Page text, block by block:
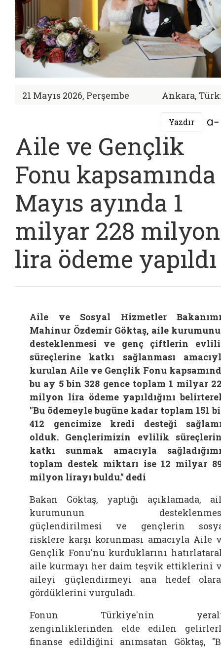
21 Mayıs 2026, Perşembe Ankara,
Yazdır
Aile ve Gençlik
Fonu kapsamında
Mayıs ayında 1
milyar 228 milyon
lira ödeme yapıldı
Aile ve Sosyal Hizmetler
Mahinur Özdemir Göktaş, aile
desteklenmesi ve genç çiftlerin
süreçlerine katkı sağlanması
kurulan Aile ve Gençlik Fonu
bu ay 5 bin 328 gence toplam 1 milyar
milyon lira ödeme yapıldığını
"Bu ödemeyle bugüne kadar toplam 151
412 gencimize kredi desteği
olduk. Gençlerimizin evlilik
katkı sunmak amacıyla
toplam destek miktarı ise 12 milyar
milyon lirayı buldu." dedi
Bakan Göktaş, yaptığı açıklamada,
kurumunun
güçlendirilmesi ve gençlerin
risklere karşı korunması amacıyla Aile
Gençlik Fonu'nu kurduklarını
aile kurmayı her daim teşvik ettiklerini
aileyi güçlendirmeyi ana hedef
gördüklerini vurguladı.
Fonun Türkiye'nin
zenginliklerinden elde edilen
finanse edildiğini anımsatan Göktaş,